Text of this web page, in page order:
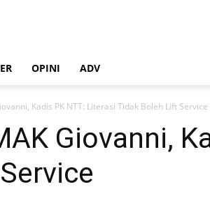
OPINI ADV
Kadis PK NTT: Literasi Tidak Boleh Lift Service
Giovanni,